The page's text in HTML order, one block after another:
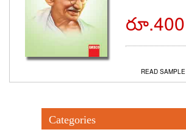
రూ.400
READ SAMPLE
Categories